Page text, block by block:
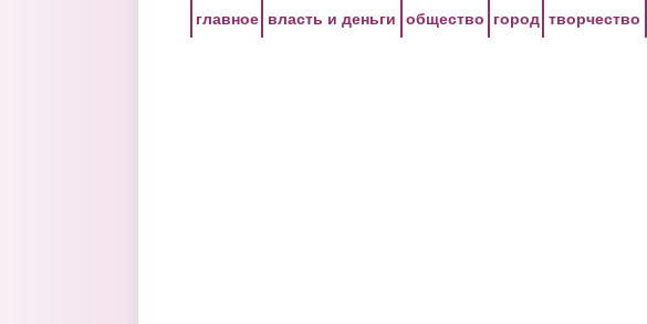
главное власть и деньги общество город творчество